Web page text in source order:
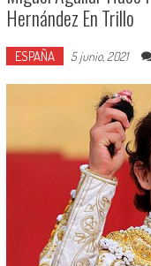
Hernández En Trillo
ESPAÑA 5 junio, 2021